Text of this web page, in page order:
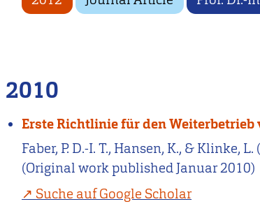
2010
Erste Richtlinie für den
Faber, P. D.-I. T., Hansen, K., &
(Original work published Januar 2010)
Suche auf Google Scholar